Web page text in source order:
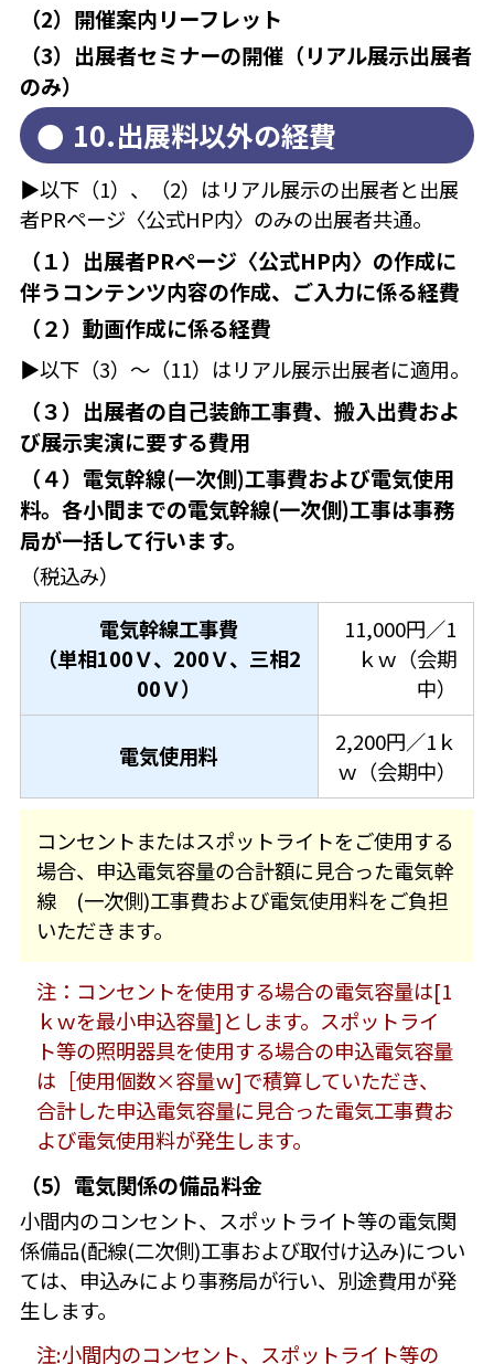
（2）開催案内リーフレット
（3）出展者セミナーの開催（リアル展示出展者
のみ）
10.出展料以外の経費
▶以下（1）、（2）はリアル展示の出展者と出展
者PRページ〈公式HP内〉のみの出展者共通。
（１）出展者PRページ〈公式HP内〉の作成に
伴うコンテンツ内容の作成、ご入力に係る経費
（２）動画作成に係る経費
▶以下（3）～（11）はリアル展示出展者に適用。
（３）出展者の自己装飾工事費、搬入出費およ
び展示実演に要する費用
（４）電気幹線(一次側)工事費および電気使用
料。各小間までの電気幹線(一次側)工事は事務
局が一括して行います。
（税込み）
電気幹線工事費
（単相100Ｖ、200Ｖ、三相2
00Ｖ）
11,000円／1
ｋｗ（会期
中）
電気使用料
2,200円／1ｋ
ｗ（会期中）
コンセントまたはスポットライトをご使用する
場合、申込電気容量の合計額に見合った電気幹
線 (一次側)工事費および電気使用料をご負担
いただきます。
注：コンセントを使用する場合の電気容量は[1
ｋｗを最小申込容量]とします。スポットライ
ト等の照明器具を使用する場合の申込電気容量
は［使用個数×容量ｗ]で積算していただき、
合計した申込電気容量に見合った電気工事費お
よび電気使用料が発生します。
（5）電気関係の備品料金
小間内のコンセント、スポットライト等の電気関
係備品(配線(二次側)工事および取付け込み)につい
ては、申込みにより事務局が行い、別途費用が発
生します。
注:小間内のコンセント、スポットライト等の